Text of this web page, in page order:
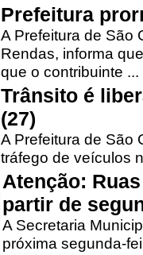
Prefeitura
A Prefeitura de São
Rendas, informa
que o contribuinte ...
Trânsito é
(27)
A Prefeitura de São
tráfego de veículos
Atenção:
partir de
A Secretaria
próxima segunda-